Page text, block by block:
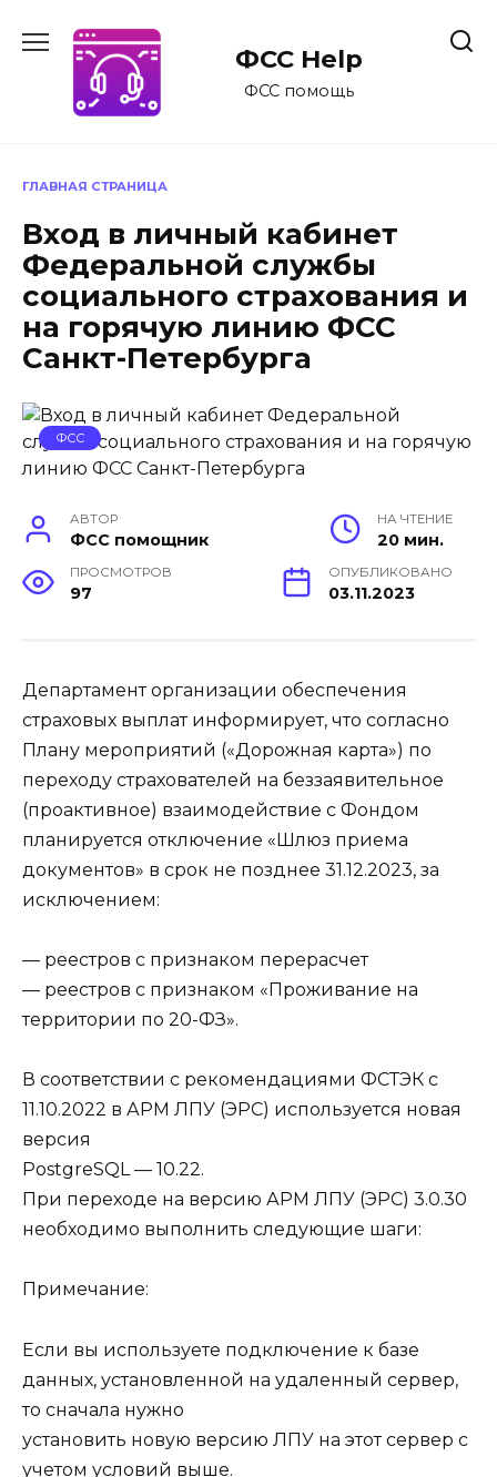
содержанию
ФСС Help
ФСС помощь
ГЛАВНАЯ СТРАНИЦА
Вход в личный кабинет
Федеральной службы
социального страхования и
на горячую линию ФСС
Санкт-Петербурга
ФСС
АВТОР
ФСС помощник
НА ЧТЕНИЕ
20 мин.
ПРОСМОТРОВ
97
ОПУБЛИКОВАНО
03.11.2023
Департамент организации обеспечения
страховых выплат информирует, что согласно
Плану мероприятий («Дорожная карта») по
переходу страхователей на беззаявительное
(проактивное) взаимодействие с Фондом
планируется отключение «Шлюз приема
документов» в срок не позднее 31.12.2023, за
исключением:
— реестров с признаком перерасчет
— реестров с признаком «Проживание на
территории по 20-ФЗ».
В соответствии с рекомендациями ФСТЭК с
11.10.2022 в АРМ ЛПУ (ЭРС) используется новая
версия
PostgreSQL — 10.22.
При переходе на версию АРМ ЛПУ (ЭРС) 3.0.30
необходимо выполнить следующие шаги:
Примечание:
Если вы используете подключение к базе
данных, установленной на удаленный сервер,
то сначала нужно
установить новую версию ЛПУ на этот сервер с
учетом условий выше.